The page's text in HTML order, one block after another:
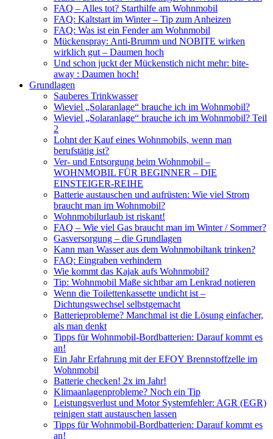
FAQ – Alles tot? Starthilfe am Wohnmobil
FAQ: Kaltstart im Winter – Tip zum Anheizen
FAQ: Was ist ein Fender am Wohnmobil
Mückenspray: Anti-Brumm und NOBITE wirken
wirklich gut – Daumen hoch
Und schon juckt der Mückenstich nicht mehr: bite-
away : Daumen hoch!
Grundlagen
Sauberes Trinkwasser
Wieviel „Solaranlage“ brauche ich im Wohnmobil?
Wieviel „Solaranlage“ brauche ich im Wohnmobil? Teil
2
Lohnt der Kauf eines Wohnmobils, wenn man
berufstätig ist?
Ver- und Entsorgung beim Wohnmobil –
WOHNMOBIL FÜR BEGINNER – DIE
EINSTEIGER-REIHE
Batterie austauschen und aufrüsten: Wie viel Strom
braucht man im Wohnmobil?
Wohnmobilurlaub ist riskant!
FAQ – Wie viel Gas braucht man im Winter / Sommer?
Gasversorgung – die Grundlagen
Kann man Wasser aus dem Wohnmobiltank trinken?
FAQ: Eingraben verhindern
Wie kommt das Kajak aufs Wohnmobil?
Tip: Wohnmobil Maße sichtbar am Lenkrad notieren
Wenn die Toilettenkassette undicht ist –
Dichtungswechsel selbstgemacht
Batterieprobleme? Manchmal ist die Lösung einfacher,
als man denkt
Tipps für Wohnmobil-Bordbatterien: Darauf kommt es
an!
Ein Jahr Erfahrung mit der EFOY Brennstoffzelle im
Wohnmobil
Batterie checken! 2x im Jahr!
Klimaanlagenprobleme? Noch ein Tip
Leistungsverlust und Motor Systemfehler: AGR (EGR)
reinigen statt austauschen lassen
Tipps für Wohnmobil-Bordbatterien: Darauf kommt es
an!